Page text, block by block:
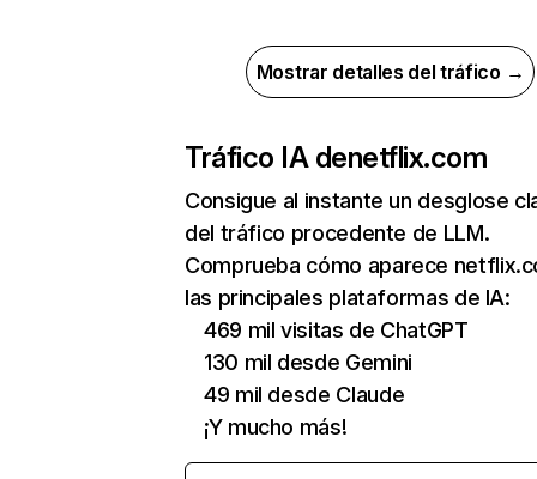
Mostrar detalles del tráfico →
Tráfico IA denetflix.com
Consigue al instante un desglose
del tráfico procedente de LLM.
Comprueba cómo aparece
las principales plataformas de IA:
469 mil visitas de ChatGPT
130 mil desde Gemini
49 mil desde Claude
¡Y mucho más!